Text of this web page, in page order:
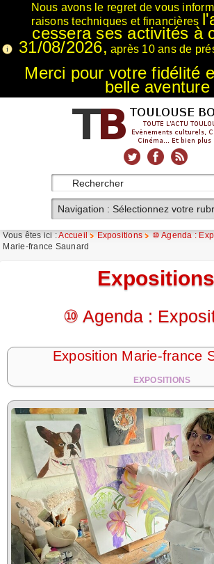
Nous avons le regret de vous
raisons techniques et financières
cessera ses activités à
31/08/2026, après 10 ans de
Merci pour votre fidélité
belle aventure
Vous êtes ici :Accueil Expositions ⑩ Agenda :
Marie-france Saunard
Expositions
⑩ Agenda :
Exposition Marie-france
EXPOSITIONS